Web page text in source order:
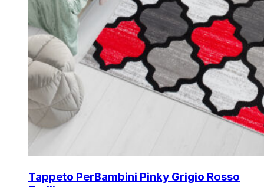
Tappeto PerBambini Pinky Grigio Rosso